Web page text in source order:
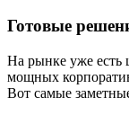
Готовые
На рынке уже есть
мощных
Вот самые